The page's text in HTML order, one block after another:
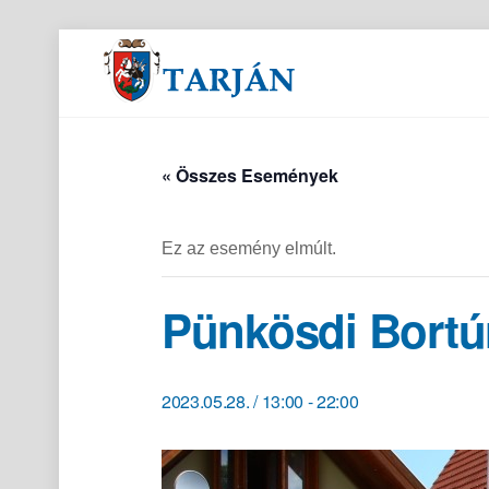
« Összes Események
Ez az esemény elmúlt.
Pünkösdi
2023.05.28. / 13:00 -22:00